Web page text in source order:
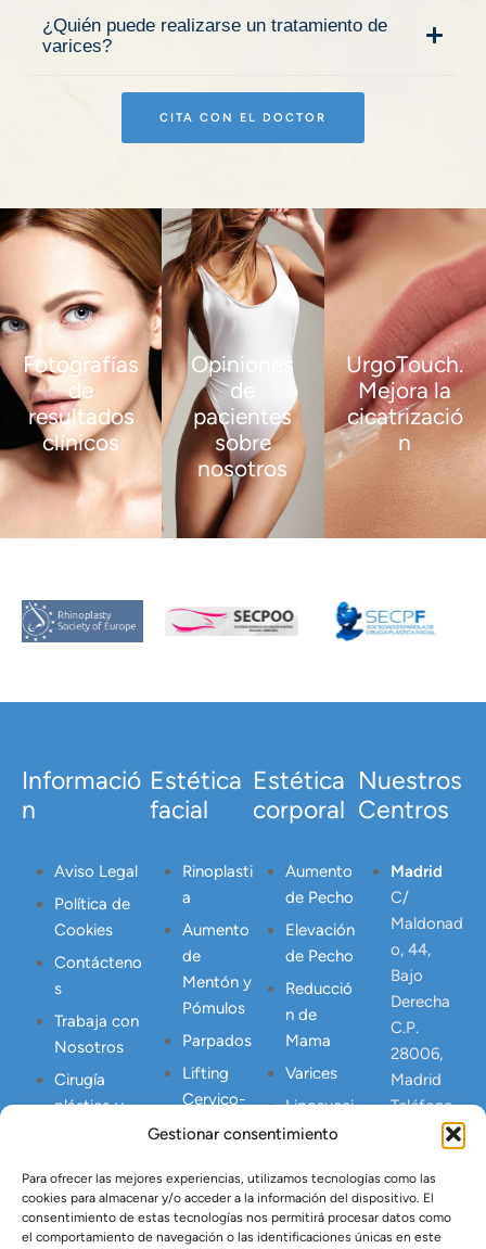
Gestionar consentimiento
Para ofrecer las mejores experiencias, utilizamos tecnologías como las
cookies para almacenar y/o acceder a la información del dispositivo. El
consentimiento de estas tecnologías nos permitirá procesar datos como
el comportamiento de navegación o las identificaciones únicas en este
¿Quién puede realizarse un tratamiento de
varices?
CITA CON EL DOCTOR
Fotografías
de
resultados
clínicos
VER
MÁS
Opiniones
de
pacientes
sobre
nosotros
VER
MÁS
UrgoTouch.
Mejora la
cicatrizació
n
VER
MÁS
Informació
n
Aviso Legal
Política de
Cookies
Contácteno
s
Trabaja con
Nosotros
Cirugía
plástica y
médico
estético
Madrid
Estética
facial
Rinoplasti
a
Aumento
de
Mentón y
Pómulos
Parpados
Lifting
Cervico-
Facial
Orejas en
Asa
Estética
corporal
Aumento
de Pecho
Elevación
de Pecho
Reducció
n de
Mama
Varices
Liposucci
ón
ón
Ultrasóni
ca
Nuestros
Centros
Madrid
C/
Maldonad
o, 44,
Bajo
Derecha
C.P.
28006,
Madrid
Teléfono
913 09 03
Inscripto
con el
número